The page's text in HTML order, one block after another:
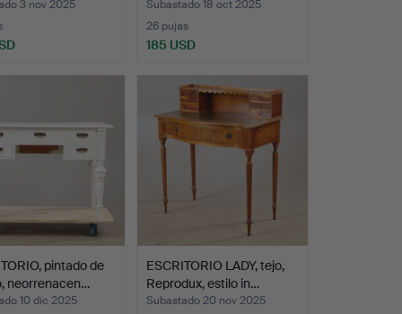
3 nov 2025
Subastado 18 oct 2025
26 pujas
185 USD
pintado de
neorrenacen…
10 dic 2025
ESCRITORIO LADY, tejo,
Reprodux, estilo in…
Subastado 20 nov 2025